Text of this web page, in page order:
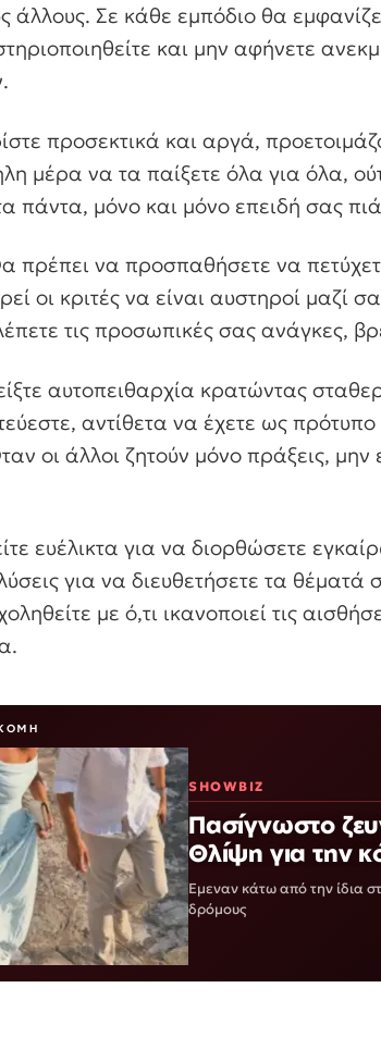
άλλους. Σε κάθε εμπόδιο θα
και μην αφήνετε
προσεκτικά και αργά,
μέρα να τα παίξετε όλα για όλα,
πάντα, μόνο και μόνο επειδή σας
πρέπει να προσπαθήσετε να
οι κριτές να είναι αυστηροί
τις προσωπικές σας ανάγκες,
αυτοπειθαρχία κρατώντας
αντίθετα να έχετε ως πρότυπο
οι άλλοι ζητούν μόνο πράξεις, μην
ευέλικτα για να διορθώσετε
για να διευθετήσετε τα
με ό,τι ικανοποιεί τις
SHOWBIZ
Πασίγνωστο
Θλίψη για την
Έμεναν κάτω από την ίδια
δρόμους